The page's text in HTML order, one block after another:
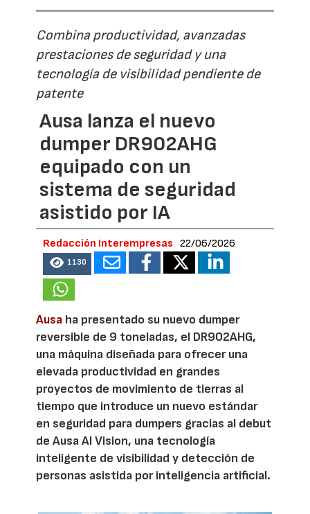
Combina productividad, avanzadas
prestaciones de seguridad y una
tecnología de visibilidad pendiente de
patente
Ausa lanza el nuevo
dumper DR902AHG
equipado con un
sistema de seguridad
asistido por IA
Redacción Interempresas 22/06/2026
1130
Ausa ha presentado su nuevo dumper
reversible de 9 toneladas, el DR902AHG,
una máquina diseñada para ofrecer una
elevada productividad en grandes
proyectos de movimiento de tierras al
tiempo que introduce un nuevo estándar
en seguridad para dumpers gracias al debut
de Ausa AI Vision, una tecnología
inteligente de visibilidad y detección de
personas asistida por inteligencia artificial.